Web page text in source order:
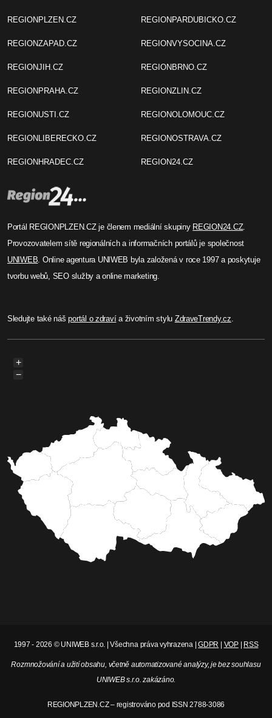
REGIONPLZEN.CZ
REGIONZAPAD.CZ
REGIONJIH.CZ
REGIONPRAHA.CZ
REGIONUSTI.CZ
REGIONLIBERECKO.CZ
REGIONHRADEC.CZ
REGIONPARDUBICKO.CZ
REGIONVYSOCINA.CZ
REGIONBRNO.CZ
REGIONZLIN.CZ
REGIONOLOMOUC.CZ
REGIONOSTRAVA.CZ
REGION24.CZ
Portál REGIONPLZEN.CZ je členem mediální skupiny REGION24.CZ.
Provozovatelem sítě regionálních a informačních portálů je společnost
UNIWEB . Online agentura UNIWEB byla založená v roce 1997 a poskytuje
tvorbu webů, SEO služby a online marketing.
Sledujte také nášportál o zdravía životním stylu ZdraveTrendy.cz
+
−
1997 - 2026 © UNIWEB s.r.o. | Všechna práva vyhrazena |GDPR | VOP| RSS
Rozmnožování a užití obsahu, včetně automatizované analýzy, je bez souhlasu
UNIWEB s.r.o. zakázáno.
REGIONPLZEN.CZ – registrováno pod ISSN 2788-3086